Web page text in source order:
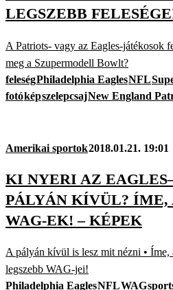
LEGSZEBB
A Patriots- vagy az Eagles-játékosok
meg a Szupermodell Bowlt?
feleségPhiladelphia EaglesNFL
fotóképszelepcsajNew England
Amerikai sportok2018.01.21. 19:01
KI NYERI AZ
PÁLYÁN KÍVÜL? ÍME,
WAG-EK! – KÉPEK
A pályán kívül is lesz mit nézni •
legszebb WAG-jei!
Philadelphia EaglesNFLWAG